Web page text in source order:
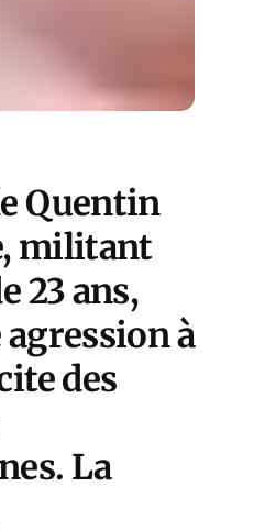
Quentin
militant
23 ans,
à
des
La